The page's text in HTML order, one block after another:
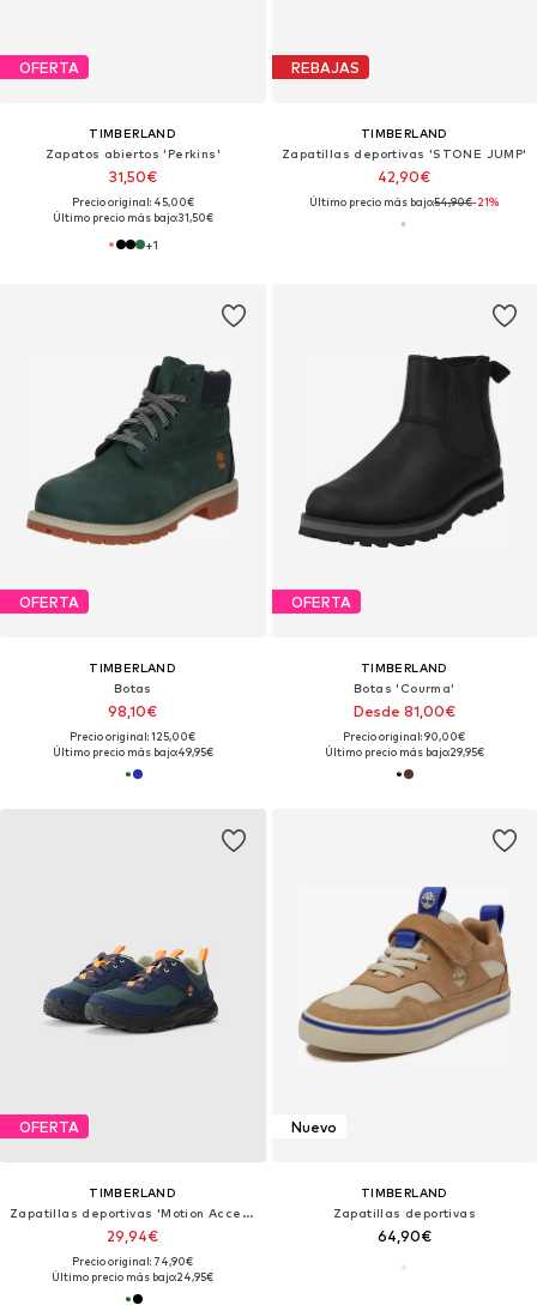
OFERTA
TIMBERLAND
Zapatos abiertos 'Perkins'
31,50€
Precio original: 45,00€
Último precio más bajo:31,50€
+1
REBAJAS
TIMBERLAND
Zapatillas deportivas 'STONE JUMP'
42,90€
Último precio más bajo:54,90€-21%
OFERTA
TIMBERLAND
Botas
98,10€
Precio original: 125,00€
Último precio más bajo:49,95€
OFERTA
TIMBERLAND
Botas 'Courma'
Desde 81,00€
Precio original: 90,00€
Último precio más bajo:29,95€
OFERTA
TIMBERLAND
Zapatillas deportivas 'Motion Access'
29,94€
Precio original: 74,90€
Último precio más bajo:24,95€
Nuevo
TIMBERLAND
Zapatillas deportivas
64,90€